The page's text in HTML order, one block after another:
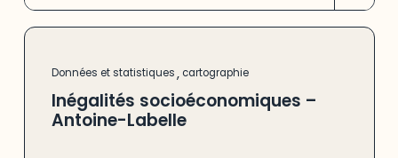
Données et statistiques, cartographie
Inégalités socioéconomiques –
Antoine-Labelle